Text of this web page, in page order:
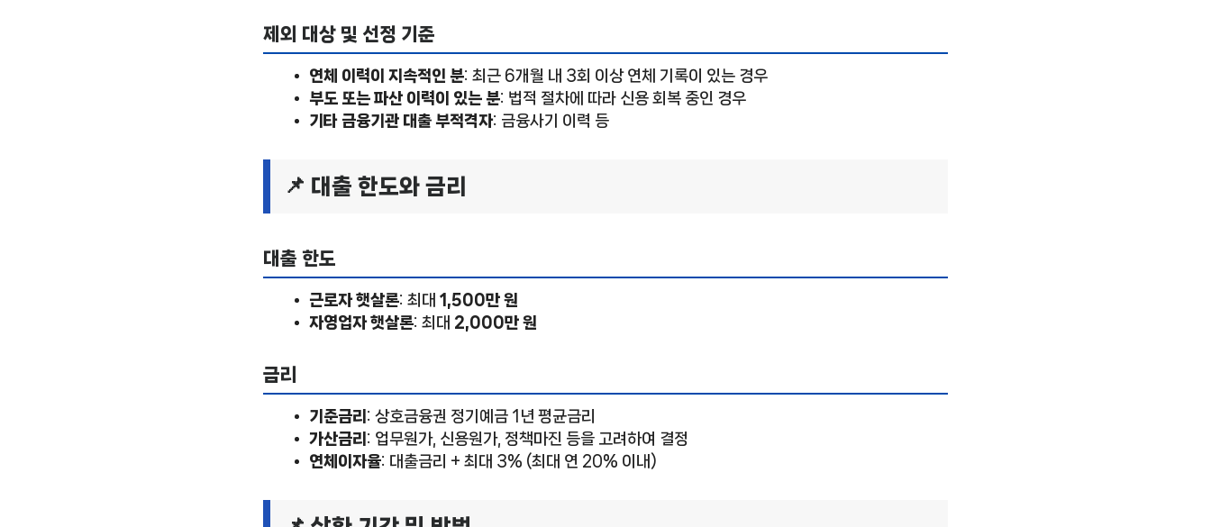
제외 대상 및 선정 기준
연체 이력이 지속적인 분: 최근 6개월 내 3회 이상 연체 기록이 있는 경우
부도 또는 파산 이력이 있는 분: 법적 절차에 따라 신용 회복 중인 경우
기타 금융기관 대출 부적격자: 금융사기 이력 등
📌 대출 한도와 금리
대출 한도
근로자 햇살론: 최대 1,500만 원
자영업자 햇살론: 최대 2,000만 원
금리
기준금리 : 상호금융권 정기예금 1년 평균금리
가산금리 : 업무원가, 신용원가, 정책마진 등을 고려하여 결정
연체이자율: 대출금리 + 최대 3% (최대 연 20% 이내)